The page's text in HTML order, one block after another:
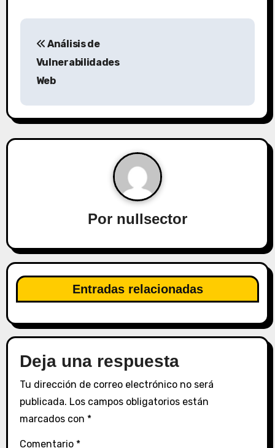
e
g
n
d
e
e
n
t
r
Análisis de
Vulnerabilidades
Web
Por nullsector
Entradas relacionadas
Deja una respuesta
Tu dirección de correo electrónico no será
publicada. Los campos obligatorios están
marcados con *
Comentario *